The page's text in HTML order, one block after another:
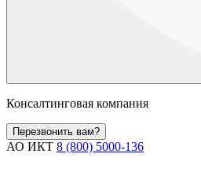
Консалтинговая компания
Перезвонить вам?
АО ИКТ 8 (800) 5000-136